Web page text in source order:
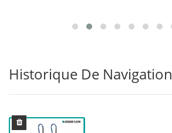
Historique De Navigation